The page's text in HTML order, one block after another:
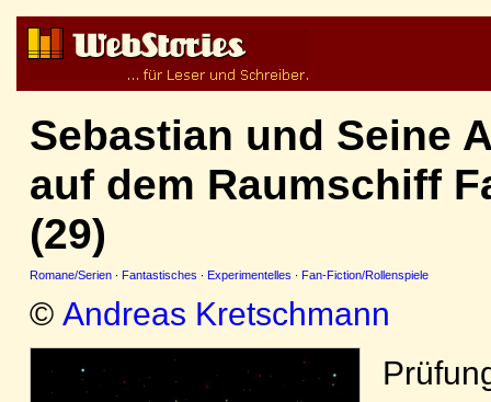
Sebastian und Seine
auf dem Raumschiff
(29)
Romane/Serien · Fantastisches · Experimentelles · Fan-Fiction/Rollenspiele
© Andreas Kretschmann